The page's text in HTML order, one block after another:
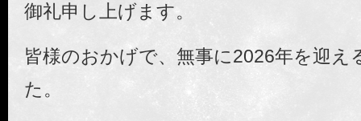
御礼申し上げます。
皆様のおかげで、無事に2026年を迎え
た。